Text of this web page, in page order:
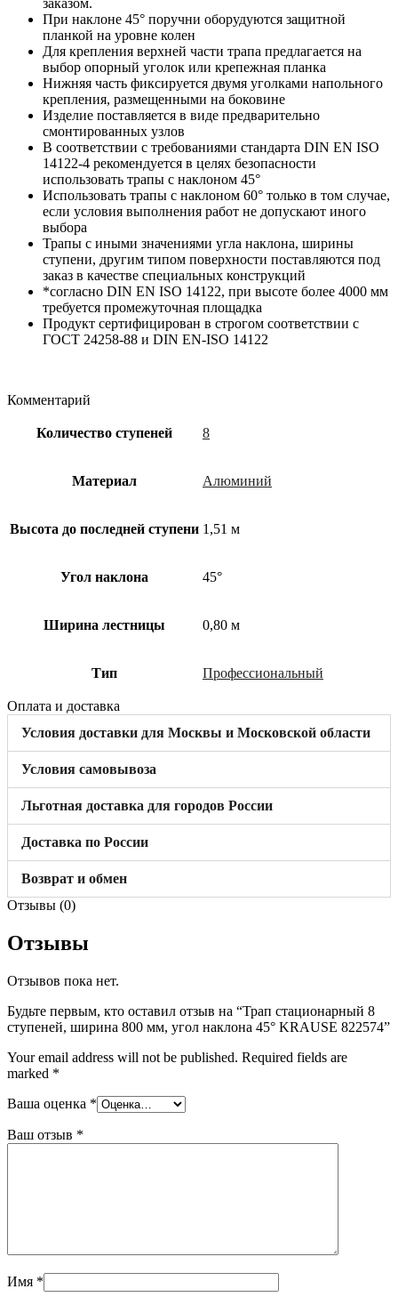
При наклоне 45° поручни оборудуются защитной
планкой на уровне колен
Для крепления верхней части трапа предлагается на
выбор опорный уголок или крепежная планка
Нижняя часть фиксируется двумя уголками напольного
крепления, размещенными на боковине
Изделие поставляется в виде предварительно
смонтированных узлов
В соответствии с требованиями стандарта DIN EN ISO
14122-4 рекомендуется в целях безопасности
использовать трапы с наклоном 45°
Использовать трапы с наклоном 60° только в том случае,
если условия выполнения работ не допускают иного
выбора
Трапы с иными значениями угла наклона, ширины
ступени, другим типом поверхности поставляются под
заказ в качестве специальных конструкций
*согласно DIN EN ISO 14122, при высоте более 4000 мм
требуется промежуточная площадка
Продукт сертифицирован в строгом соответствии с
ГОСТ 24258-88 и DIN EN-ISO 14122
Комментарий
Количество ступеней 8
Материал Алюминий
Высота до последней ступени 1,51 м
Угол наклона 45°
Ширина лестницы 0,80 м
Тип Профессиональный
Оплата и доставка
Условия доставки для Москвы и Московской области
Условия самовывоза
Льготная доставка для городов России
Доставка по России
Возврат и обмен
Отзывы (0)
Отзывы
Отзывов пока нет.
Будьте первым, кто оставил отзыв на “Трап стационарный 8
ступеней, ширина 800 мм, угол наклона 45° KRAUSE 822574”
Your email address will not be published. Required fields are
marked *
Ваша оценка *
Ваш отзыв *
Имя *